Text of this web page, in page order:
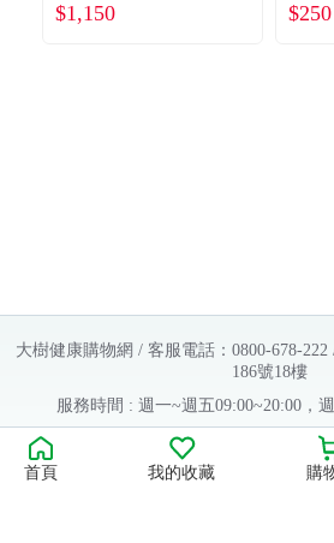
$1,150 $250
大樹健康購物網 / 客服電話：0800-678-
186號18樓
服務時間 : 週一~週五09:00~20:00，
Copyright © 2016 大樹連鎖藥局. All
販售業者資料：
首頁 我的收藏 購